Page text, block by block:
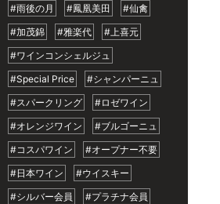
#雨後の月
#鳳凰美田
#仙禽
#加茂錦
#雅楽代
#上喜元
#ワインコンシェルジュ
#Special Price
#シャンパーニュ
#スパークリング
#ロゼワイン
#オレンジワイン
#ブルゴーニュ
#コスパワイン
#オープナー不要
#日本ワイン
#ウイスキー
#シルバー会員
#プラチナ会員